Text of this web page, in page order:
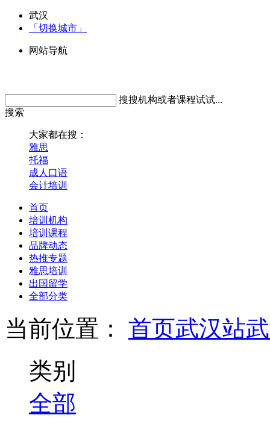
武汉
「切换城市」
网站导航
搜搜机构或者课程试试...
搜索
大家都在搜：
雅思
托福
成人口语
会计培训
首页
培训机构
培训课程
品牌动态
热推专题
雅思培训
出国留学
全部分类
当前位置： 首页武汉站
类别
全部